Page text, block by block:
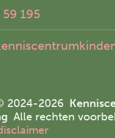
59 195
2024-2026
Alle rechten